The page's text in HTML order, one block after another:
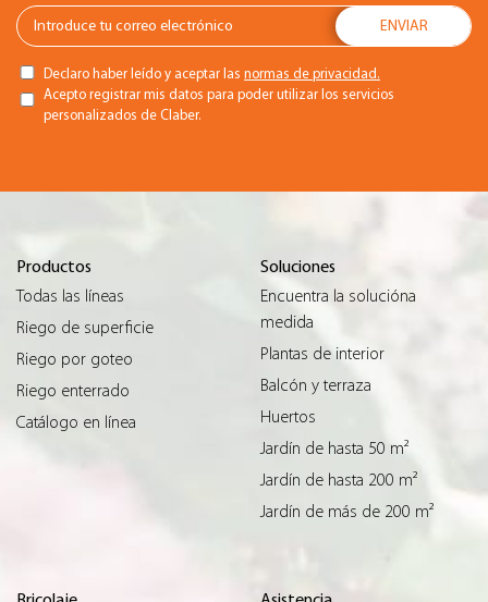
Declaro haber leído y aceptar las normas de privacidad.
Acepto registrar mis datos para poder utilizar los servicios
personalizados de Claber.
Productos
Todas las líneas
Riego de superficie
Riego por goteo
Riego enterrado
Catálogo en línea
Soluciones
Encuentra la solucióna
medida
Plantas de interior
Balcón y terraza
Huertos
Jardín de hasta 50 m²
Jardín de hasta 200 m²
Jardín de más de 200 m²